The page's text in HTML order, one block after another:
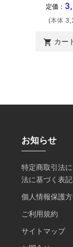
定価：
(本体
shopping_cart カー
お知らせ
特定商取引法
法に基づく表記
個人情報保護
ご利用規約
サイトマップ